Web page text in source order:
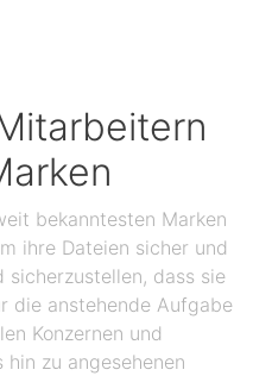
bekanntesten Marken
ihre Dateien sicher und
dass sie
die anstehende Aufgabe
Konzernen und
zu angesehenen